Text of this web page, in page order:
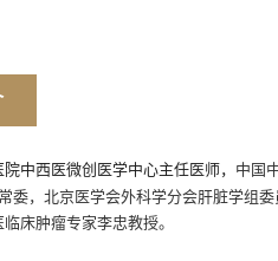
中西医微创医学中心主任医师， 中国
委，北京医学会外科学分会肝脏学组
床肿瘤专家李忠教授。